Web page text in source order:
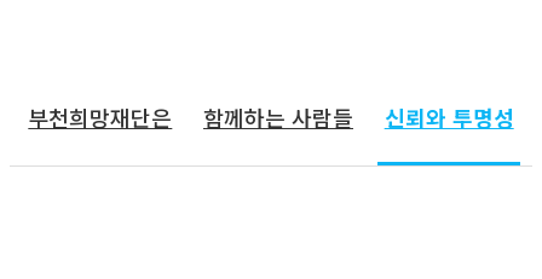
부천희망재단은 함께하는 사람들 신뢰와 투명성